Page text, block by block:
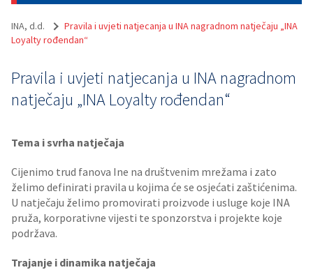
INA, d.d.
Pravila i uvjeti natjecanja u INA nagradnom natječaju „INA
Loyalty rođendan“
Pravila i uvjeti natjecanja u INA nagradnom
natječaju „INA Loyalty rođendan“
Tema i svrha natječaja
Cijenimo trud fanova Ine na društvenim mrežama i zato
želimo definirati pravila u kojima će se osjećati zaštićenima.
U natječaju želimo promovirati proizvode i usluge koje INA
pruža, korporativne vijesti te sponzorstva i projekte koje
podržava.
Trajanje i dinamika natječaja